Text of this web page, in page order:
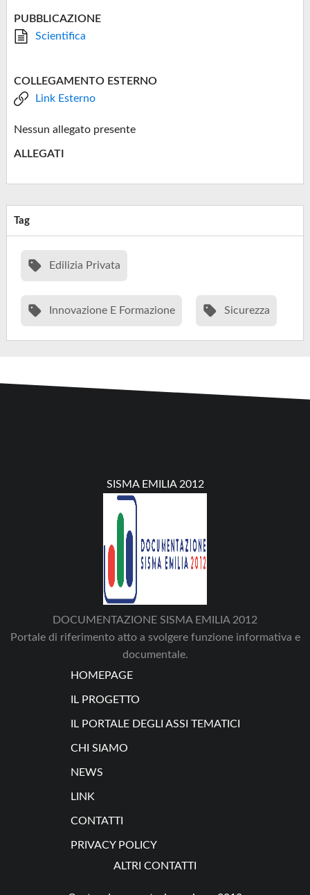
PUBBLICAZIONE
Scientifica
COLLEGAMENTO ESTERNO
Link Esterno
Nessun allegato presente
ALLEGATI
Tag
Edilizia Privata
Innovazione E Formazione Sicurezza
SISMA EMILIA 2012
DOCUMENTAZIONE SISMA EMILIA 2012
Portale di riferimento atto a svolgere funzione informativa e
documentale.
HOMEPAGE
IL PROGETTO
IL PORTALE DEGLI ASSI TEMATICI
CHI SIAMO
NEWS
LINK
CONTATTI
PRIVACY POLICY
ALTRI CONTATTI